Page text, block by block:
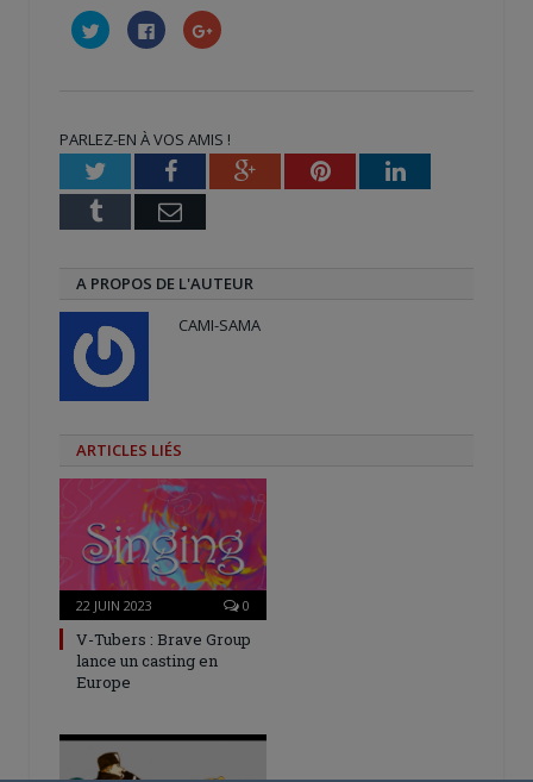
Cliquez
pour
partager
nouvelle
fenêtre)
Cliquez
pour
partager
fenêtre)
Cliquez
pour
nouvelle
fenêtre)
PARLEZ-EN À VOS AMIS !
TwitterFacebookGoogle+PinterestLinkedIn
Tumblr Email
A PROPOS DE L'AUTEUR
CAMI-SAMA
ARTICLES LIÉS
22 JUIN 2023 0
V-Tubers : Brave Group
lance un casting en
Europe